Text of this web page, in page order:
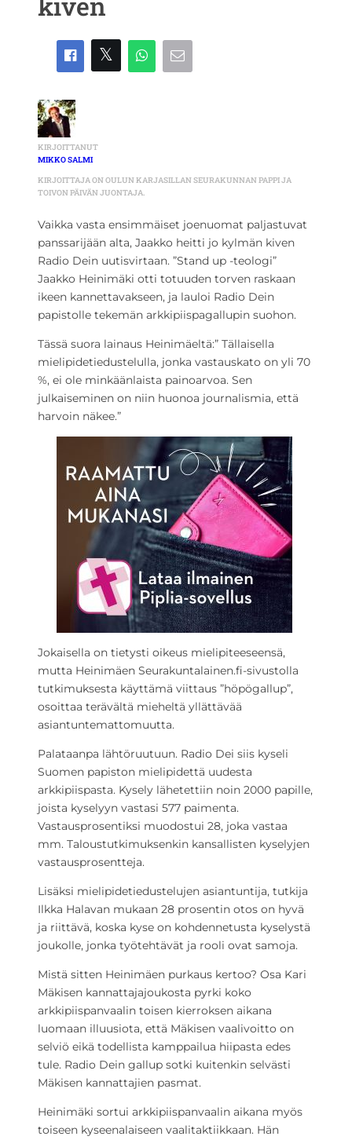
KIRJOITTANUT
MIKKO SALMI
KIRJOITTAJA ON OULUN KARJASILLAN SEURAKUNNAN PAPPI JA
TOIVON PÄIVÄN JUONTAJA.
Vaikka vasta ensimmäiset joenuomat paljastuvat
panssarijään alta, Jaakko heitti jo kylmän kiven
Radio Dein uutisvirtaan. ”Stand up -teologi”
Jaakko Heinimäki otti totuuden torven raskaan
ikeen kannettavakseen, ja lauloi Radio Dein
papistolle tekemän arkkipiispagallupin suohon.
Tässä suora lainaus Heinimäeltä:” Tällaisella
mielipidetiedustelulla, jonka vastauskato on yli 70
%, ei ole minkäänlaista painoarvoa. Sen
julkaiseminen on niin huonoa journalismia, että
harvoin näkee.”
Jokaisella on tietysti oikeus mielipiteeseensä,
mutta Heinimäen Seurakuntalainen.fi-sivustolla
tutkimuksesta käyttämä viittaus ”höpögallup”,
osoittaa terävältä mieheltä yllättävää
asiantuntemattomuutta.
Palataanpa lähtöruutuun. Radio Dei siis kyseli
Suomen papiston mielipidettä uudesta
arkkipiispasta. Kysely lähetettiin noin 2000 papille,
joista kyselyyn vastasi 577 paimenta.
Vastausprosentiksi muodostui 28, joka vastaa
mm. Taloustutkimuksenkin kansallisten kyselyjen
vastausprosentteja.
Lisäksi mielipidetiedustelujen asiantuntija, tutkija
Ilkka Halavan mukaan 28 prosentin otos on hyvä
ja riittävä, koska kyse on kohdennetusta kyselystä
joukolle, jonka työtehtävät ja rooli ovat samoja.
Mistä sitten Heinimäen purkaus kertoo? Osa Kari
Mäkisen kannattajajoukosta pyrki koko
arkkipiispanvaalin toisen kierroksen aikana
luomaan illuusiota, että Mäkisen vaalivoitto on
selviö eikä todellista kamppailua hiipasta edes
tule. Radio Dein gallup sotki kuitenkin selvästi
Mäkisen kannattajien pasmat.
Heinimäki sortui arkkipiispanvaalin aikana myös
toiseen kyseenalaiseen vaalitaktiikkaan. Hän